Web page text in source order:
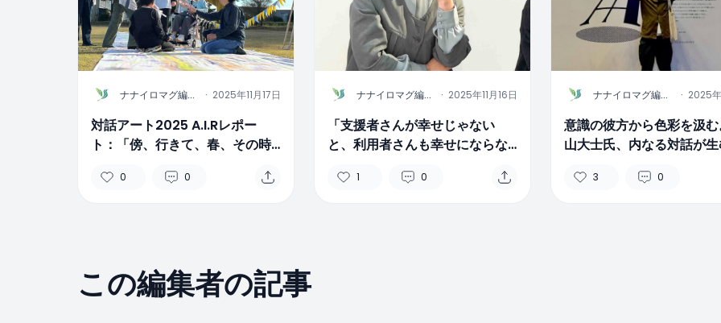
N ナナイロマグ編集
部
· 2025年11月17日
対話アート2025 A.I.Rレポー
ト：「傍、行きて、春、その時
現れる新たな表現〜
0 0
N ナナイロマグ編集
部
· 2025年11月16日
「支援者さんが幸せじゃない
と、利用者さんも幸せにならな
良江インタビュー
1 0
N ナナイロマグ編集
部
· 2025
意識の彼方から色彩を汲
山大士氏、内なる対話が
3 0
この編集者の記事